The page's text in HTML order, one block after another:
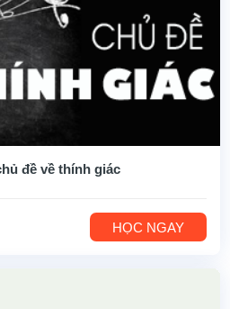
đề về thính giác
HỌC NGAY